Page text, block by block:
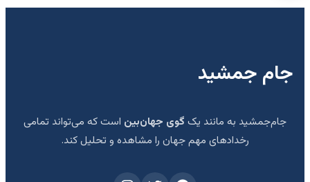
جام جمشید
جام‌جمشید به مانند یک گوی جهان‌بین است که می‌تواند تمامی
رخدادهای مهم جهان را مشاهده و تحلیل کند.